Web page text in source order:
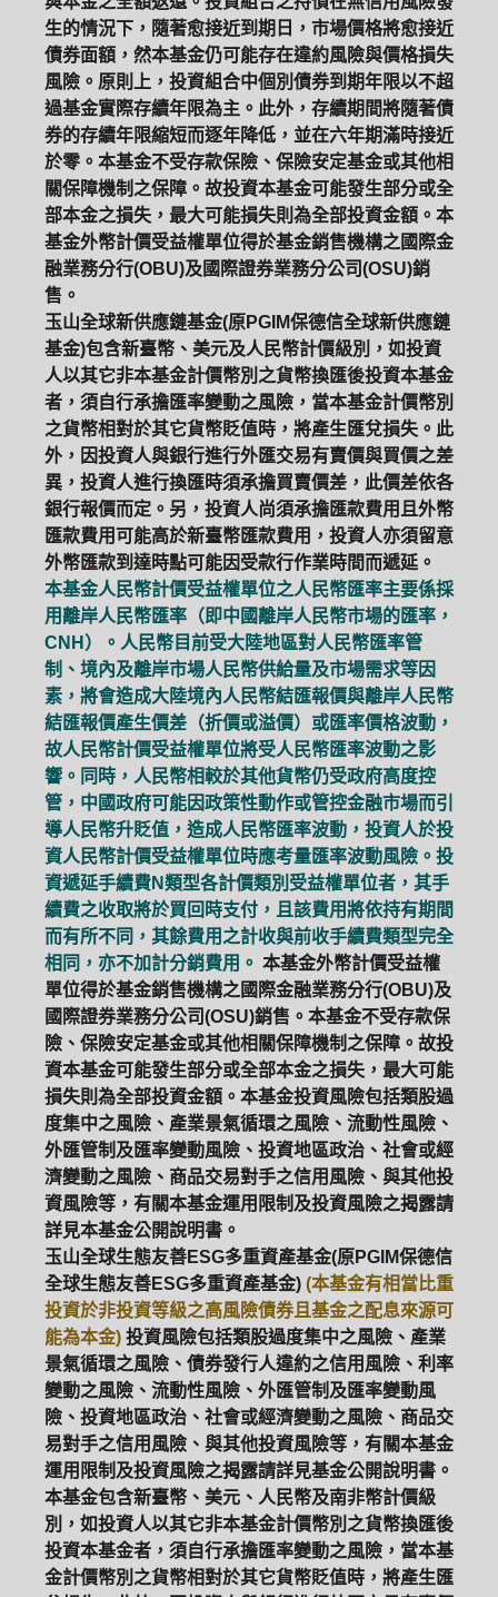
生的情況下，隨著愈接近到期日，市場價格將愈接近
債券面額，然本基金仍可能存在違約風險與價格損失
風險。原則上，投資組合中個別債券到期年限以不超
過基金實際存續年限為主。此外，存續期間將隨著債
券的存續年限縮短而逐年降低，並在六年期滿時接近
於零。本基金不受存款保險、保險安定基金或其他相
關保障機制之保障。故投資本基金可能發生部分或全
部本金之損失，最大可能損失則為全部投資金額。本
基金外幣計價受益權單位得於基金銷售機構之國際金
融業務分行(OBU)及國際證券業務分公司(OSU)銷
售。
玉山全球新供應鏈基金(原PGIM保德信全球新供應鏈
基金)包含新臺幣、美元及人民幣計價級別，如投資
人以其它非本基金計價幣別之貨幣換匯後投資本基金
者，須自行承擔匯率變動之風險，當本基金計價幣別
之貨幣相對於其它貨幣貶值時，將產生匯兌損失。此
外，因投資人與銀行進行外匯交易有賣價與買價之差
異，投資人進行換匯時須承擔買賣價差，此價差依各
銀行報價而定。另，投資人尚須承擔匯款費用且外幣
匯款費用可能高於新臺幣匯款費用，投資人亦須留意
外幣匯款到達時點可能因受款行作業時間而遞延。
本基金人民幣計價受益權單位之人民幣匯率主要係採
用離岸人民幣匯率（即中國離岸人民幣市場的匯率，
CNH）。人民幣目前受大陸地區對人民幣匯率管
制、境內及離岸市場人民幣供給量及市場需求等因
素，將會造成大陸境內人民幣結匯報價與離岸人民幣
結匯報價產生價差（折價或溢價）或匯率價格波動，
故人民幣計價受益權單位將受人民幣匯率波動之影
響。同時，人民幣相較於其他貨幣仍受政府高度控
管，中國政府可能因政策性動作或管控金融市場而引
導人民幣升貶值，造成人民幣匯率波動，投資人於投
資人民幣計價受益權單位時應考量匯率波動風險。投
資遞延手續費N類型各計價類別受益權單位者，其手
續費之收取將於買回時支付，且該費用將依持有期間
而有所不同，其餘費用之計收與前收手續費類型完全
相同，亦不加計分銷費用。 本基金外幣計價受益權
單位得於基金銷售機構之國際金融業務分行(OBU)及
國際證券業務分公司(OSU)銷售。本基金不受存款保
險、保險安定基金或其他相關保障機制之保障。故投
資本基金可能發生部分或全部本金之損失，最大可能
損失則為全部投資金額。本基金投資風險包括類股過
度集中之風險、產業景氣循環之風險、流動性風險、
外匯管制及匯率變動風險、投資地區政治、社會或經
濟變動之風險、商品交易對手之信用風險、與其他投
資風險等，有關本基金運用限制及投資風險之揭露請
詳見本基金公開說明書。
玉山全球生態友善ESG多重資產基金(原PGIM保德信
全球生態友善ESG多重資產基金) (本基金有相當比重
投資於非投資等級之高風險債券且基金之配息來源可
能為本金) 投資風險包括類股過度集中之風險、產業
景氣循環之風險、債券發行人違約之信用風險、利率
變動之風險、流動性風險、外匯管制及匯率變動風
險、投資地區政治、社會或經濟變動之風險、商品交
易對手之信用風險、與其他投資風險等，有關本基金
運用限制及投資風險之揭露請詳見基金公開說明書。
本基金包含新臺幣、美元、人民幣及南非幣計價級
別，如投資人以其它非本基金計價幣別之貨幣換匯後
投資本基金者，須自行承擔匯率變動之風險，當本基
金計價幣別之貨幣相對於其它貨幣貶值時，將產生匯